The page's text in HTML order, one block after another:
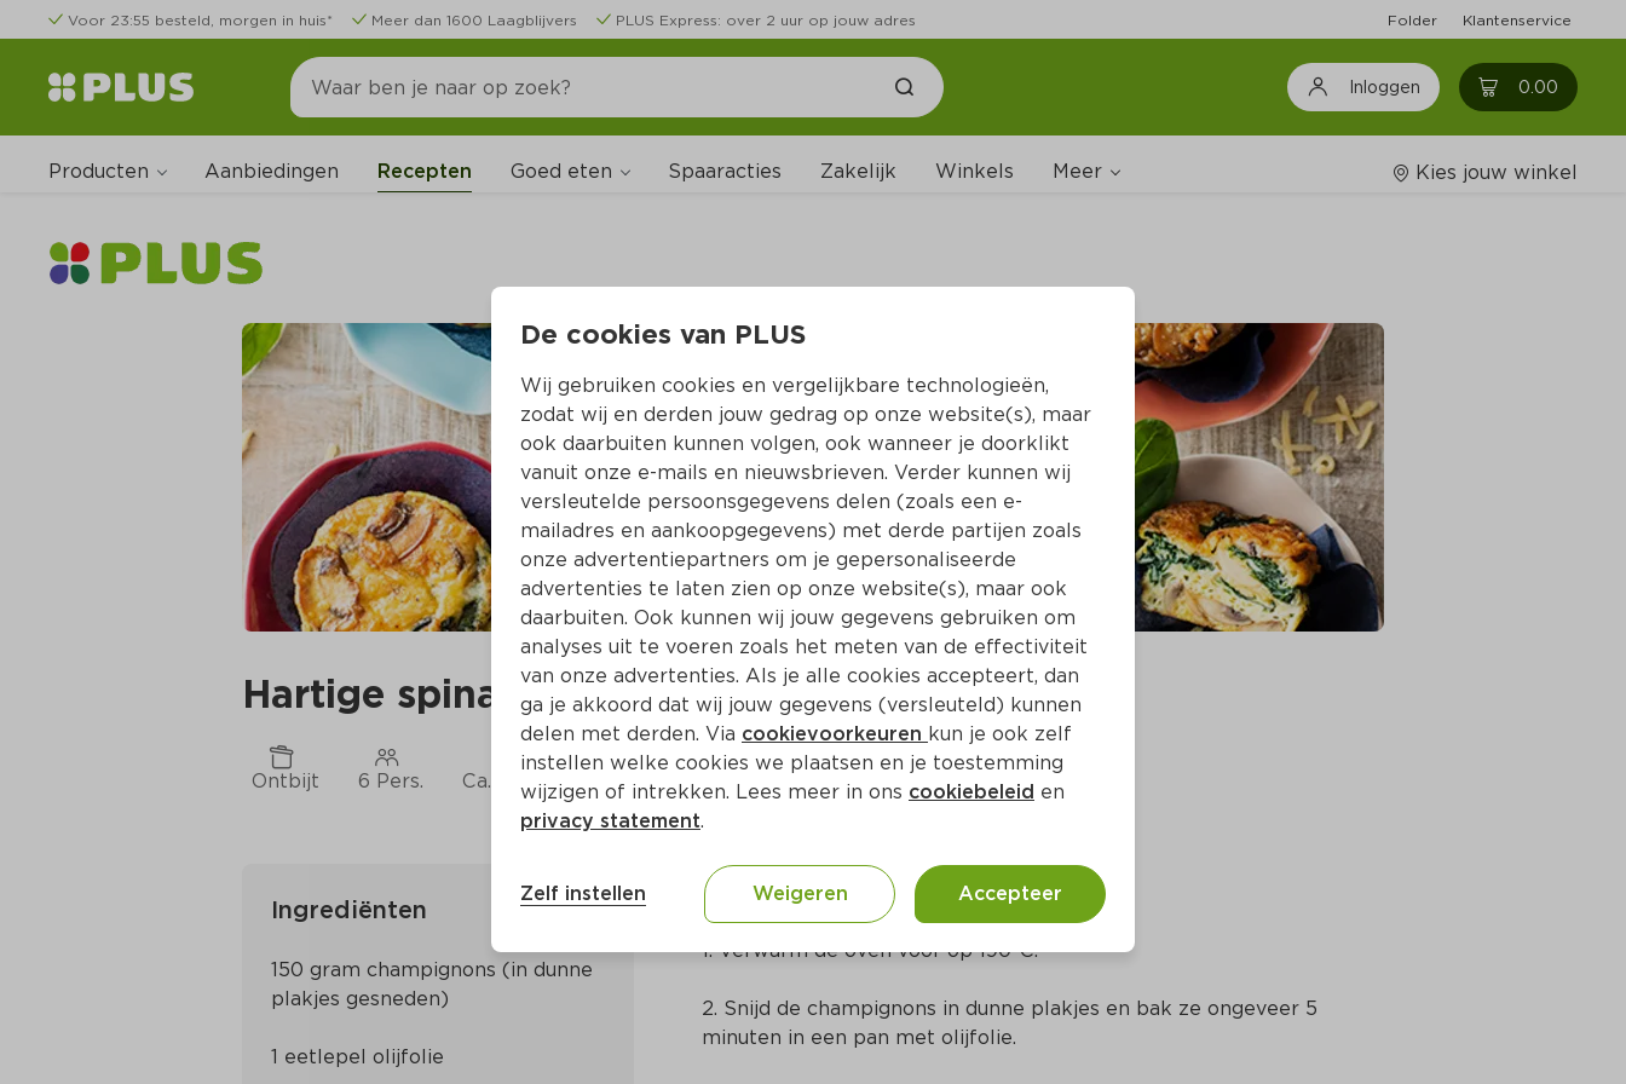
Voor 23:55 besteld, morgen in huis* Meer dan 1600 Laagblijvers PLUS Express: over 2 uur op jouw adres Folder Klantenservice
Inloggen 0.00 0
Producten Aanbiedingen Recepten Goed eten Spaaracties Zakelijk Winkels Meer
Wijnshop
Boodschappenlijstjes
Kies jouw winkel
Hartige spinazie- en champignonmuffins
Ontbijt 6 Pers. Ca. 35 Min Mediterraans
Ingrediënten
150 gram champignons (in dunne
Bereidingswijze
1. Verwarm de oven voor op 190°C.
2. Snijd de champignons in dunne plakjes en bak ze ongeveer 5
minuten in een pan met olijfolie.
De cookies van PLUS
Wij gebruiken cookies en vergelijkbare technologieën,
zodat wij en derden jouw gedrag op onze website(s), maar
ook daarbuiten kunnen volgen, ook wanneer je doorklikt
vanuit onze e-mails en nieuwsbrieven. Verder kunnen wij
versleutelde persoonsgegevens delen (zoals een e-
mailadres en aankoopgegevens) met derde partijen zoals
onze advertentiepartners om je gepersonaliseerde
advertenties te laten zien op onze website(s), maar ook
daarbuiten. Ook kunnen wij jouw gegevens gebruiken om
analyses uit te voeren zoals het meten van de effectiviteit
van onze advertenties. Als je alle cookies accepteert, dan
ga je akkoord dat wij jouw gegevens (versleuteld) kunnen
delen met derden. Via cookievoorkeuren kun je ook zelf
instellen welke cookies we plaatsen en je toestemming
wijzigen of intrekken. Lees meer in ons cookiebeleid en
privacy statement.
Zelf instellen Weigeren Accepteer